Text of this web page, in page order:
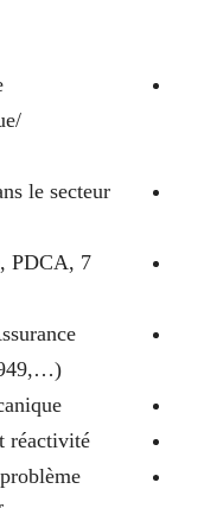
le secteur
PDCA, 7
réactivité.